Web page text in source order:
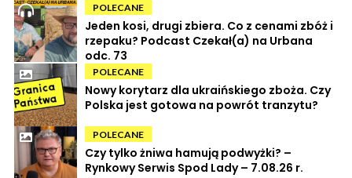
POLECANE
Jeden kosi, drugi zbiera. Co z cenami zbóż i
rzepaku? Podcast Czekał(a) na Urbana
odc. 73
POLECANE
Nowy korytarz dla ukraińskiego zboża. Czy
Polska jest gotowa na powrót tranzytu?
POLECANE
Czy tylko żniwa hamują podwyżki? –
Rynkowy Serwis Spod Lady – 7.08.26 r.